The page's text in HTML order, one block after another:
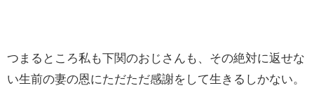
つまるところ私も下関のおじさんも、その絶対に返せな
い生前の妻の恩にただただ感謝をして生きるしかない。